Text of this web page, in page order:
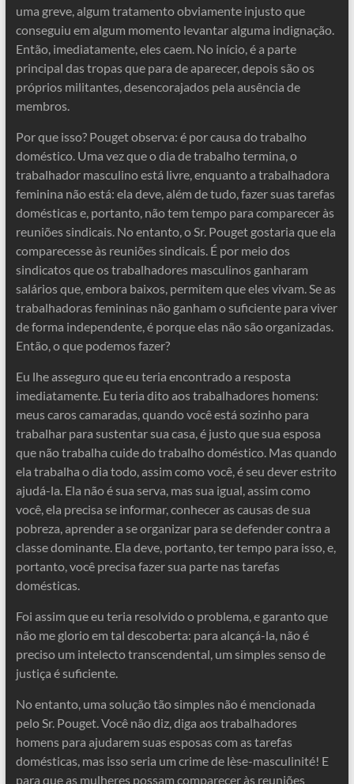
uma greve, algum tratamento obviamente injusto que
conseguiu em algum momento levantar alguma indignação.
Então, imediatamente, eles caem. No início, é a parte
principal das tropas que para de aparecer, depois são os
próprios militantes, desencorajados pela ausência de
membros.
Por que isso? Pouget observa: é por causa do trabalho
doméstico. Uma vez que o dia de trabalho termina, o
trabalhador masculino está livre, enquanto a trabalhadora
feminina não está: ela deve, além de tudo, fazer suas tarefas
domésticas e, portanto, não tem tempo para comparecer às
reuniões sindicais. No entanto, o Sr. Pouget gostaria que ela
comparecesse às reuniões sindicais. É por meio dos
sindicatos que os trabalhadores masculinos ganharam
salários que, embora baixos, permitem que eles vivam. Se as
trabalhadoras femininas não ganham o suficiente para viver
de forma independente, é porque elas não são organizadas.
Então, o que podemos fazer?
Eu lhe asseguro que eu teria encontrado a resposta
imediatamente. Eu teria dito aos trabalhadores homens:
meus caros camaradas, quando você está sozinho para
trabalhar para sustentar sua casa, é justo que sua esposa
que não trabalha cuide do trabalho doméstico. Mas quando
ela trabalha o dia todo, assim como você, é seu dever estrito
ajudá-la. Ela não é sua serva, mas sua igual, assim como
você, ela precisa se informar, conhecer as causas de sua
pobreza, aprender a se organizar para se defender contra a
classe dominante. Ela deve, portanto, ter tempo para isso, e,
portanto, você precisa fazer sua parte nas tarefas
domésticas.
Foi assim que eu teria resolvido o problema, e garanto que
não me glorio em tal descoberta: para alcançá-la, não é
preciso um intelecto transcendental, um simples senso de
justiça é suficiente.
No entanto, uma solução tão simples não é mencionada
pelo Sr. Pouget. Você não diz, diga aos trabalhadores
homens para ajudarem suas esposas com as tarefas
domésticas, mas isso seria um crime de lèse-masculinité! E
para que as mulheres possam comparecer às reuniões